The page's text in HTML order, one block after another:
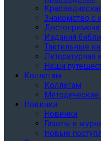
Знакомство с
Издания
Тактильные
Литературная
Наши
Коллегам
Коллегам
Новинки
Новинки
Газеты и
Новые